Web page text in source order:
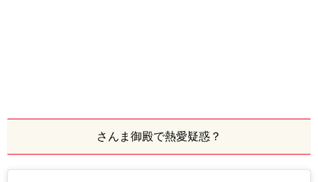
さんま御殿で熱愛疑惑？